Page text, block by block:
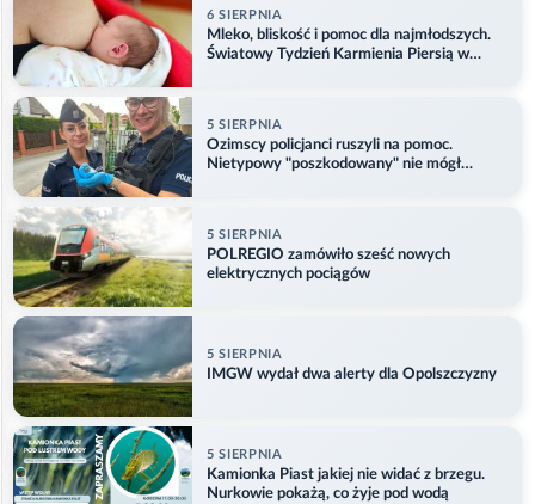
6 SIERPNIA
Mleko, bliskość i pomoc dla najmłodszych.
Światowy Tydzień Karmienia Piersią w
5 SIERPNIA
Ozimscy policjanci ruszyli na pomoc.
Nietypowy "poszkodowany" nie mógł
5 SIERPNIA
POLREGIO zamówiło sześć nowych
elektrycznych pociągów
5 SIERPNIA
IMGW wydał dwa alerty dla Opolszczyzny
5 SIERPNIA
Kamionka Piast jakiej nie widać z brzegu.
Nurkowie pokażą, co żyje pod wodą